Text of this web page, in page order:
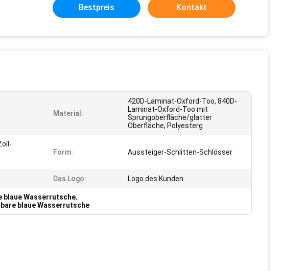
Bestpreis Kontakt
Material:
420D-Laminat-Oxford-Too, 840D-
Laminat-Oxford-Too mit
Sprungoberfläche/glatter
Oberfläche, Polyesterg
Form: Aussteiger-Schlitten-Schlösser
Das Logo: Logo des Kunden
blaue Wasserrutsche,
blaue Wasserrutsche